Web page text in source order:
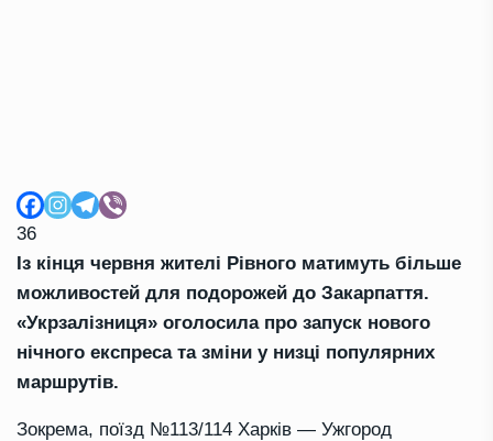
36
Із кінця червня жителі Рівного матимуть більше
можливостей для подорожей до Закарпаття.
«Укрзалізниця» оголосила про запуск нового
нічного експреса та зміни у низці популярних
маршрутів.
Зокрема, поїзд №113/114 Харків — Ужгород